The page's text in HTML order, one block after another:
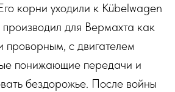
корни уходили к Kübelwagen
для Вермахта как
проворным, с двигателем
понижающие передачи и
бездорожье. После войны